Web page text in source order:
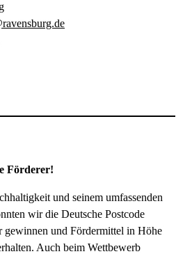
Förderer!
und seinem umfassenden
wir die Deutsche Postcode
gewinnen und Fördermittel in Höhe
Auch beim Wettbewerb